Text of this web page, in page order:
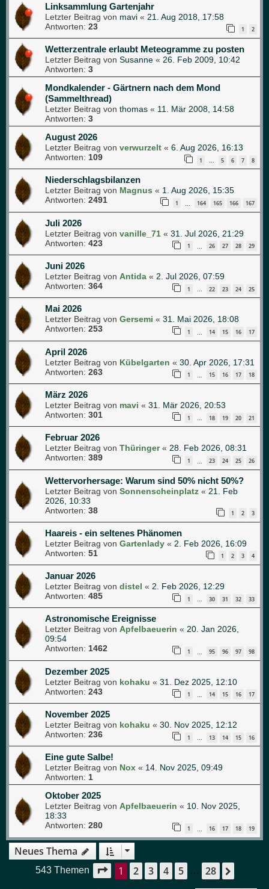
Linksammlung Gartenjahr
Letzter Beitrag von mavi « 21. Aug 2018, 17:58
Antworten: 23 1 2
Wetterzentrale erlaubt Meteogramme zu posten
Letzter Beitrag von Susanne « 26. Feb 2009, 10:42
Antworten: 3
Mondkalender - Gärtnern nach dem Mond
(Sammelthread)
Letzter Beitrag von thomas « 11. Mär 2008, 14:58
Antworten: 3
August 2026
Letzter Beitrag von verwurzelt « 6. Aug 2026, 16:13
Antworten: 109 1 … 5 6 7 8
Niederschlagsbilanzen
Letzter Beitrag von Magnus « 1. Aug 2026, 15:35
Antworten: 2491 1 164 165 166 167
Juli 2026
Letzter Beitrag von vanille_71 « 31. Jul 2026, 21:29
Antworten: 423 1 … 26 27 28 29
Juni 2026
Letzter Beitrag von Antida « 2. Jul 2026, 07:59
Antworten: 364 1 … 22 23 24 25
Mai 2026
Letzter Beitrag von Gersemi « 31. Mai 2026, 18:08
Antworten: 253 1 14 15 16 17
April 2026
Letzter Beitrag von Kübelgarten « 30. Apr 2026, 17:31
Antworten: 263 1 15 16 17 18
März 2026
Letzter Beitrag von mavi « 31. Mär 2026, 20:53
Antworten: 301 1 … 18 19 20 21
Februar 2026
Letzter Beitrag von Thüringer« 28. Feb 2026, 08:31
Antworten: 389 1 23 24 25 26
Wettervorhersage: Warum sind 50% nicht 50%?
Letzter Beitrag von Sonnenscheinplatz « 21. Feb
2026, 10:33
Antworten: 38 1 2 3
Haareis - ein seltenes Phänomen
Letzter Beitrag von Gartenlady « 2. Feb 2026, 16:09
Antworten: 51 1 2 3 4
Januar 2026
Letzter Beitrag von distel « 2. Feb 2026, 12:29
Antworten: 485 1 … 30 31 32 33
Astronomische Ereignisse
Letzter Beitrag von Apfelbaeuerin « 20. Jan 2026,
09:54
Antworten: 1462 1 95 96 97 98
Dezember 2025
Letzter Beitrag von kohaku « 31. Dez 2025, 12:10
Antworten: 243 1 … 14 15 16 17
November 2025
Letzter Beitrag von kohaku « 30. Nov 2025, 12:12
Antworten: 236 1 … 13 14 15 16
Eine gute Salbe!
Letzter Beitrag von Nox « 14. Nov 2025, 09:49
Antworten: 1
Oktober 2025
Letzter Beitrag von Apfelbaeuerin « 10. Nov 2025,
18:33
Antworten: 280 1 16 17 18 19
Neues Thema
543 Themen Seite 1von 28
1 2 3 4 5 … 28